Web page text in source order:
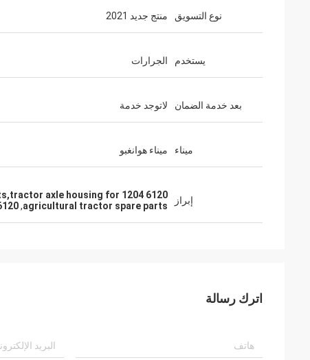
نوع التسويق منتج جديد 2021
يستخدم الجرارات
بعد خدمة الضمان لاتوجد خدمة
ميناء ميناء هوانغبو
إبراز axle housing for 1204 6120
agricultural tractor spare parts
,
اترك رسالة